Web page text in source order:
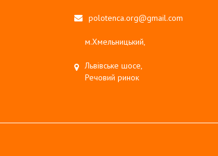
polotenca.org@gmail.com
м.Хмельницький,
Львівське шосе,
Речовий ринок